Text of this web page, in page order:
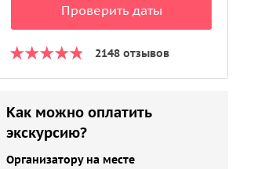
Проверить даты
2148 отзывов
Как можно оплатить
экскурсию?
Организатору на месте